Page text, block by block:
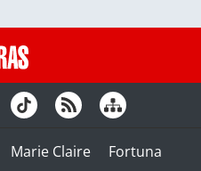
Marie Claire
Fortuna